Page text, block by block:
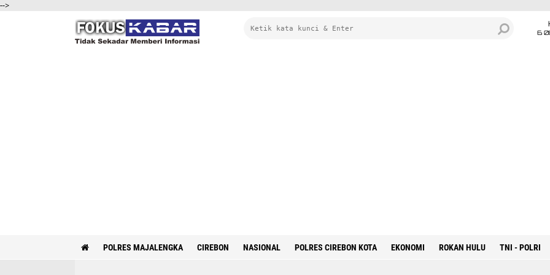
-->
6
POLRES MAJALENGKA CIREBON NASIONAL POLRES CIREBON KOTA EKONOMI ROKAN HULU TNI - POLRI